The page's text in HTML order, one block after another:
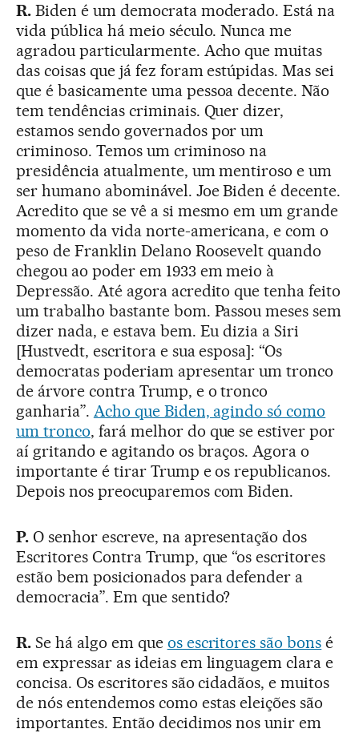
R. Biden é um democrata moderado. Está na
vida pública há meio século. Nunca me
agradou particularmente. Acho que muitas
das coisas que já fez foram estúpidas. Mas sei
que é basicamente uma pessoa decente. Não
tem tendências criminais. Quer dizer,
estamos sendo governados por um
criminoso. Temos um criminoso na
presidência atualmente, um mentiroso e um
ser humano abominável. Joe Biden é decente.
Acredito que se vê a si mesmo em um grande
momento da vida norte-americana, e com o
peso de Franklin Delano Roosevelt quando
chegou ao poder em 1933 em meio à
Depressão. Até agora acredito que tenha feito
um trabalho bastante bom. Passou meses sem
dizer nada, e estava bem. Eu dizia a Siri
[Hustvedt, escritora e sua esposa]: “Os
democratas poderiam apresentar um tronco
de árvore contra Trump, e o tronco
ganharia”. Acho que Biden, agindo só como
um tronco, fará melhor do que se estiver por
aí gritando e agitando os braços. Agora o
importante é tirar Trump e os republicanos.
Depois nos preocuparemos com Biden.
P. O senhor escreve, na apresentação dos
Escritores Contra Trump, que “os escritores
estão bem posicionados para defender a
democracia”. Em que sentido?
R. Se há algo em que os escritores são bons é
em expressar as ideias em linguagem clara e
concisa. Os escritores são cidadãos, e muitos
de nós entendemos como estas eleições são
importantes. Então decidimos nos unir em